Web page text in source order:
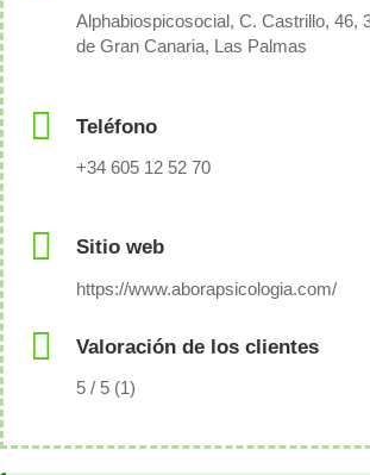
Alphabiospicosocial, C. Castrillo, 46,
de Gran Canaria, Las Palmas
Teléfono
+34 605 12 52 70
Sitio web
https://www.aborapsicologia.com/
Valoración de los clientes
5 / 5 (1)